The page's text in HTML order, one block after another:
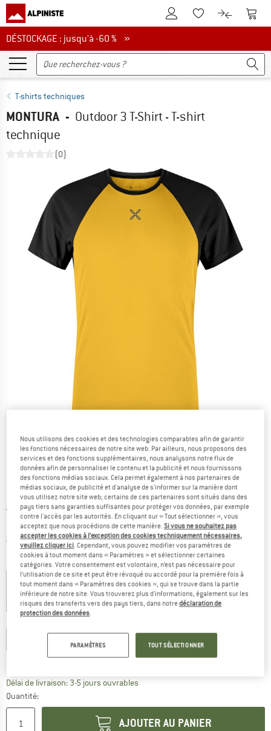
Vers le compte client
Vers la liste
Vers le
DÉSTOCKAGE : jusqu'à -60 %
DÉSTOCKAGE : jusqu'à -60 % »
T-shirts techniques
MONTURA - Outdoor 3 T-Shirt - T-shirt
technique
(0)
Photos détaillées
Prix initial :
58,95€
Prix:
35,37€ TVA incl.
hors Frais de livraisonInformations sur les frais de livraison. Ouvre une
Couleur:Mustard
-30 % -30 % -35 % -40 %
Sélectionner taille:
XL XXL
Guide des tailles
Délai de livraison: 3-5 jours ouvrablesLe lien s'ouvre dans une boîte
Quantité:
AJOUTER AU PANIER
Nous utilisons des cookies et des technologies comparables afin de garantir
les fonctions nécessaires de notre site web. Par ailleurs, nous proposons des
services et des fonctions supplémentaires, nous analysons notre flux de
données afin de personnaliser le contenu et la publicité et nous fournissons
des fonctions médias sociaux. Cela permet également à nos partenaires de
médias sociaux, de publicité et d'analyse de s'informer sur la manière dont
vous utilisez notre site web; certains de ces partenaires sont situés dans des
pays tiers sans garanties suffisantes pour protéger vos données, par exemple
contre l'accès par les autorités. En cliquant sur « Tout sélectionner », vous
acceptez que nous procédions de cette manière.Si vous ne souhaitez pas
accepter les cookies à l’exception des cookies techniquement nécessaires,
veuillez cliquer ici. Cependant, vous pouvez modifier vos paramètres de
cookies à tout moment dans « Paramètres » et sélectionner certaines
catégories. Votre consentement est volontaire, n’est pas nécessaire pour
l’utilisation de ce site et peut être révoqué ou accordé pour la première fois à
tout moment dans « Paramètres des cookies », qui se trouve dans la partie
inférieure de notre site. Vous trouverez plus d'informations, également sur les
risques des transferts vers des pays tiers, dans notredéclaration de
protection des données.
PARAMÈTRES TOUT SÉLECTIONNER